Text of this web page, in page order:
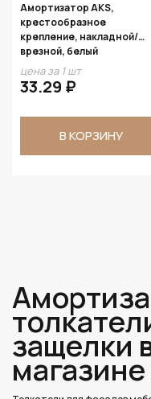
Амортизатор AKS,
крестообразное
крепление, накладной/
врезной, белый
цена за 1 шт
33.29 ₽
В КОРЗИНУ
защелки